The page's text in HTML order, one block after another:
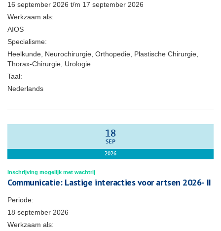
16 september 2026 t/m 17 september 2026
Werkzaam als:
AIOS
Specialisme:
Heelkunde, Neurochirurgie, Orthopedie, Plastische Chirurgie,
Thorax-Chirurgie, Urologie
Taal:
Nederlands
18
SEP
2026
Inschrijving mogelijk met wachtrij
Communicatie: Lastige interacties voor artsen 2026- II
Periode:
18 september 2026
Werkzaam als: